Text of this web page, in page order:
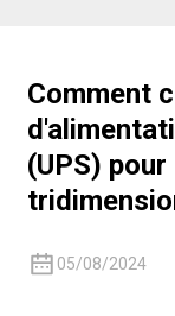
Comment
(UPS)
05/08/2024